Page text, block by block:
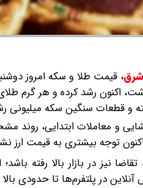
شرق،
و قطعات سنگین سکه میلیونی
و معاملات ابتدایی،
اکنون توجه بیشتری به قیمت ارز
نیز در بازار بالا رفته
در پلتفرم‌ها تا حدودی